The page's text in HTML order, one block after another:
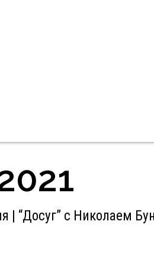
| “Досуг” с Николаем